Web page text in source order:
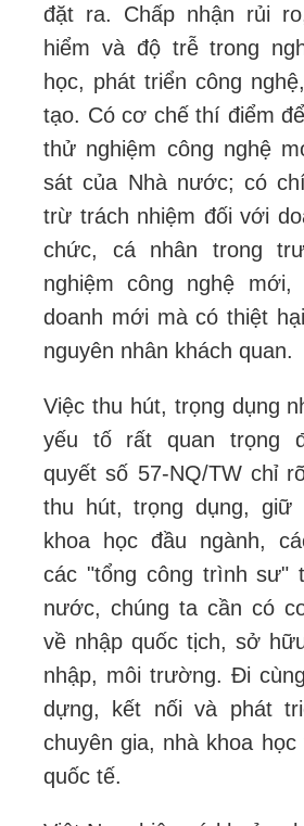
đặt ra. Chấp nhận rủi
hiểm và độ trễ trong
học, phát triển công
tạo. Có cơ chế thí điểm
thử nghiệm công nghệ
sát của Nhà nước; có
trừ trách nhiệm đối với
chức, cá nhân trong
nghiệm công nghệ
doanh mới mà có thiệt
nguyên nhân khách quan.
Việc thu hút, trọng dụng
yếu tố rất quan trọng
quyết số 57-NQ/TW chỉ
thu hút, trọng dụng, giữ
khoa học đầu ngành,
các "tổng công trình sư"
nước, chúng ta cần có
về nhập quốc tịch, sở
nhập, môi trường. Đi
dựng, kết nối và phát
chuyên gia, nhà khoa
quốc tế.